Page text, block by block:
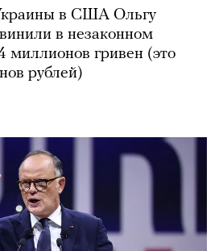
в США Ольгу
в незаконном
миллионов гривен (это
рублей)